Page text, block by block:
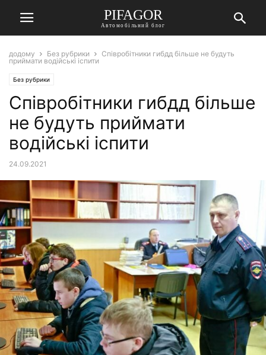
PIFAGOR
Автомобільний блог
додому Без рубрики
Співробітники гибдд більше не будуть
приймати водійські іспити
Без рубрики
Співробітники гибдд більше
не будуть приймати
водійські іспити
24.09.2021